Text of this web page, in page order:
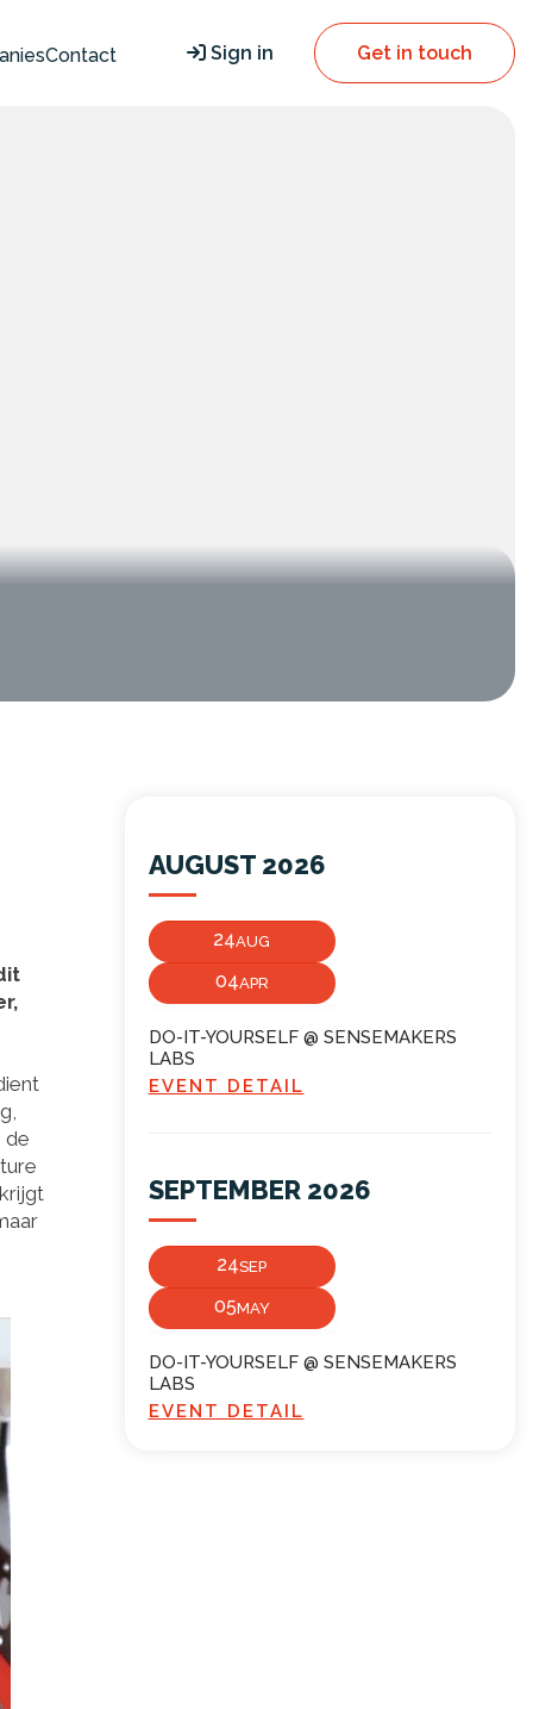
Contact Sign in Get in touch
de
AUGUST 2026
24AUG
04APR
DO-IT-YOURSELF @ SENSEMAKERS
LABS
EVENT DETAIL
SEPTEMBER 2026
24SEP
05MAY
DO-IT-YOURSELF @ SENSEMAKERS
LABS
EVENT DETAIL